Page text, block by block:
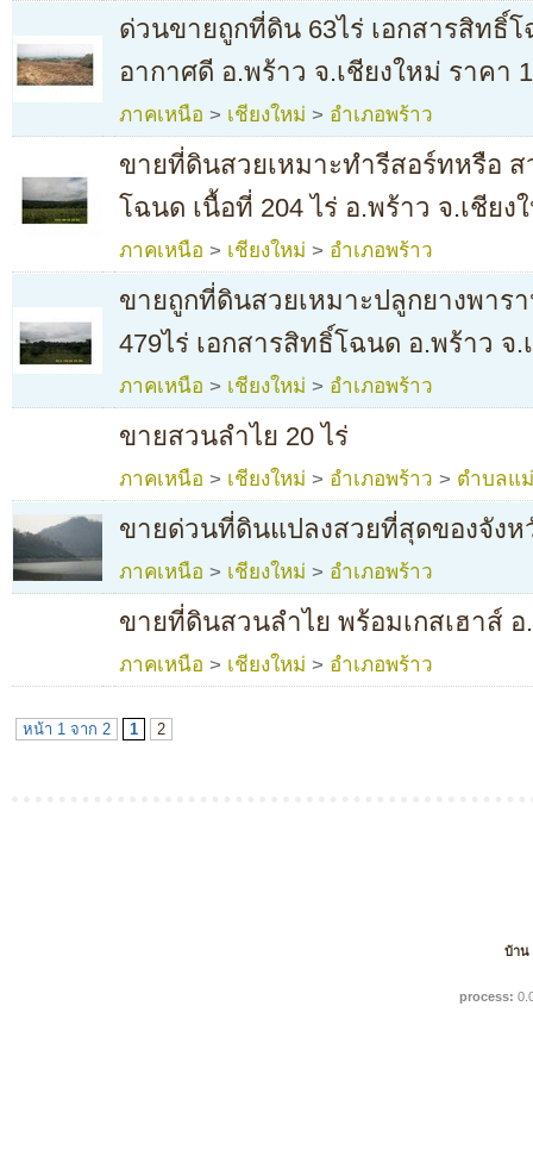
ด่วนขายถูกที่ดิน 63ไร่ เอกสารสิทธิ์
อากาศดี อ.พร้าว จ.เชียงใหม่ ราคา
ภาคเหนือ > เชียงใหม่ > อำเภอพร้าว
ขายที่ดินสวยเหมาะทำรีสอร์ทหรือ ส
โฉนด เนื้อที่ 204 ไร่ อ.พร้าว จ.เชียง
ภาคเหนือ > เชียงใหม่ > อำเภอพร้าว
ขายถูกที่ดินสวยเหมาะปลูกยางพาร
479ไร่ เอกสารสิทธิ์โฉนด อ.พร้าว จ.
ภาคเหนือ > เชียงใหม่ > อำเภอพร้าว
ขายสวนลำไย 20 ไร่
ภาคเหนือ > เชียงใหม่ > อำเภอพร้าว > ตำบลแ
ขายด่วนที่ดินแปลงสวยที่สุดของจังห
ภาคเหนือ > เชียงใหม่ > อำเภอพร้าว
ขายที่ดินสวนลำไย พร้อมเกสเฮาส์ อ
ภาคเหนือ > เชียงใหม่ > อำเภอพร้าว
หน้า 1 จาก 2 1 2
บ้าน
process: